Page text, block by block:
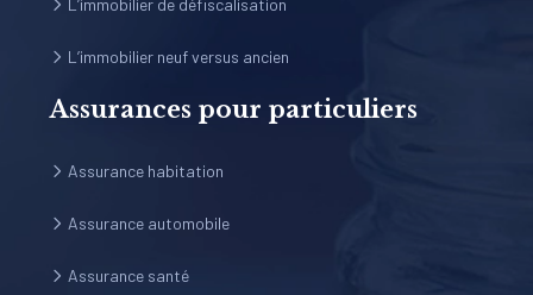
L’immobilier neuf versus ancien
Assurances pour particuliers
Assurance habitation
Assurance automobile
Assurance santé